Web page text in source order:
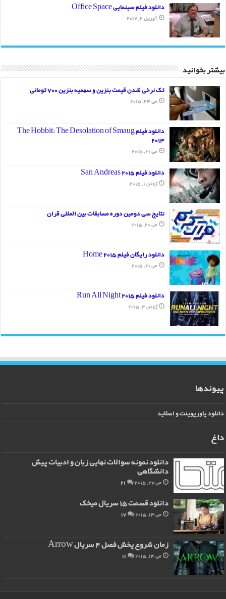
دانلود فیلم سینمایی Office Space
آوریل 6, 2017
بیشتر بخوانید
تک نرخی شدن قیمت بنزین و سهمیه بنزین 700 تومانی
می 24, 2015
دانلود فیلم The Hobbit: The Desolation of Smaug
2013
می 21, 2015
دانلود فیلم San Andreas 2015
ژوئن 1, 2015
نتایج سی دومین دوره مسابقات بین المللی قران
می 20, 2015
دانلود رایگان فیلم Home 2015
می 21, 2015
دانلود فیلم Run All Night 2015
ژوئن 3, 2015
پیوندها
دانلود پاورپوینت و اسلاید
داغ
دانلود نمونه سوالات نهایی زبان و ادبیات پیش
دانشگاهی
می 27, 2015 21
دانلود قسمت 15 سریال میخک
می 13, 2015 17
زمان شروع پخش فصل 4 سریال Arrow
می 14, 2015 11